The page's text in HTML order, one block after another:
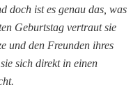
doch ist es genau das, was
Geburtstag vertraut sie
und den Freunden ihres
sich direkt in einen